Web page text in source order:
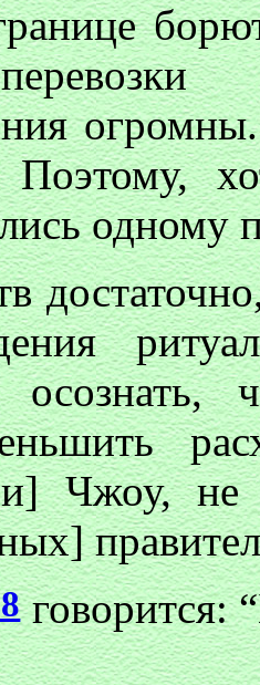
огромны.
одному
осознать,
Чжоу,
говорится: